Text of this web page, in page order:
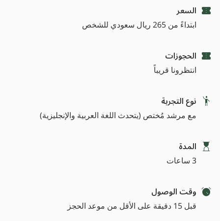
السعر
ابتداءً من 265 ريال سعودي للشخص
الحجوزات
انتظرونا قريباً
نوع التجربة
مع مرشد مُختص (يتحدث اللغة العربية والإنجليزية)
المدة
3 ساعات
وقت الوصول
قبل 15 دقيقة على الأقل من موعد الحجز